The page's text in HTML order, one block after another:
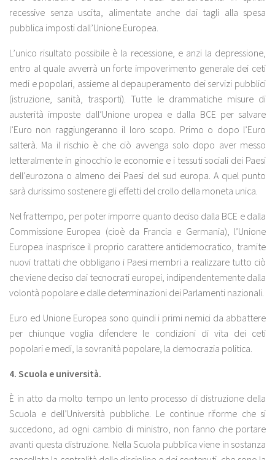
recessive senza uscita, alimentate anche dai tagli alla spesa
pubblica imposti dall’Unione Europea.
L’unico risultato possibile è la recessione, e anzi la depressione,
entro al quale avverrà un forte impoverimento generale dei ceti
medi e popolari, assieme al depauperamento dei servizi pubblici
(istruzione, sanità, trasporti). Tutte le drammatiche misure di
austerità imposte dall’Unione uropea e dalla BCE per salvare
l’Euro non raggiungeranno il loro scopo. Primo o dopo l’Euro
salterà. Ma il rischio è che ciò avvenga solo dopo aver messo
letteralmente in ginocchio le economie e i tessuti sociali dei Paesi
dell’eurozona o almeno dei Paesi del sud europa. A quel punto
sarà durissimo sostenere gli effetti del crollo della moneta unica.
Nel frattempo, per poter imporre quanto deciso dalla BCE e dalla
Commissione Europea (cioè da Francia e Germania), l’Unione
Europea inasprisce il proprio carattere antidemocratico, tramite
nuovi trattati che obbligano i Paesi membri a realizzare tutto ciò
che viene deciso dai tecnocrati europei, indipendentemente dalla
volontà popolare e dalle determinazioni dei Parlamenti nazionali.
Euro ed Unione Europea sono quindi i primi nemici da abbattere
per chiunque voglia difendere le condizioni di vita dei ceti
popolari e medi, la sovranità popolare, la democrazia politica.
4. Scuola e università.
È in atto da molto tempo un lento processo di distruzione della
Scuola e dell’Università pubbliche. Le continue riforme che si
succedono, ad ogni cambio di ministro, non fanno che portare
avanti questa distruzione. Nella Scuola pubblica viene in sostanza